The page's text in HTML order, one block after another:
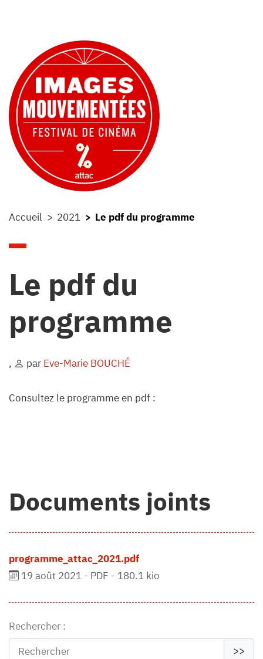
Accueil 2021 Le pdf du programme
Le pdf du
programme
, par Eve-Marie BOUCHÉ
Consultez le programme en pdf :
Documents joints
programme_attac_2021.pdf
19 août 2021 - PDF - 180.1 kio
Rechercher :
>>